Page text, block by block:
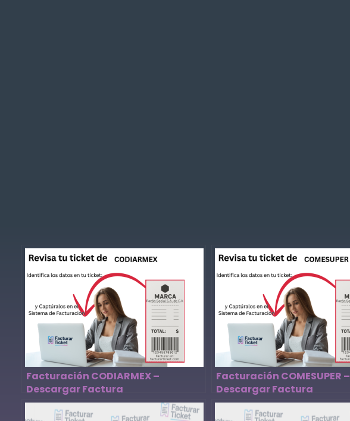
Facturación CODIARMEX –
Descargar Factura
Facturación COMESUPER –
Descargar Factura